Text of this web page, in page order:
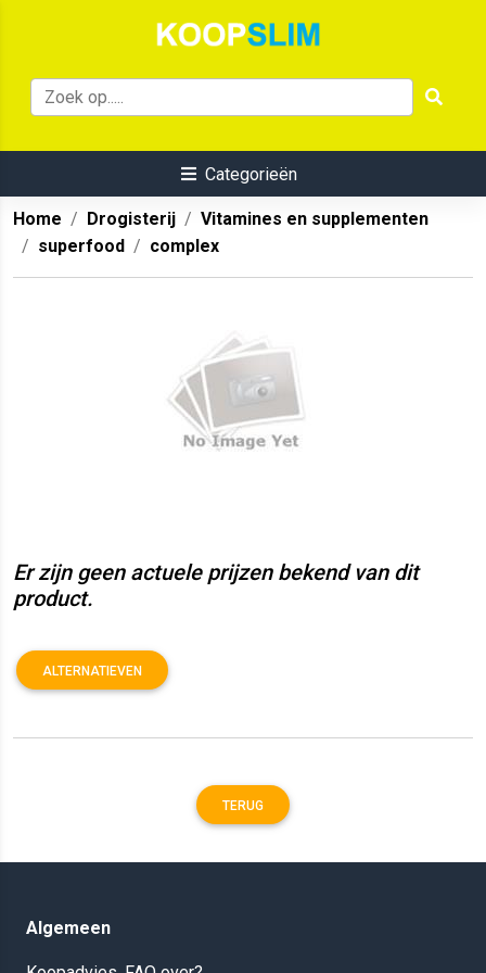
Categorieën
Home Drogisterij
Vitamines en supplementen
superfood
complex
Er zijn geen actuele prijzen bekend van dit
product.
ALTERNATIEVEN
TERUG
Algemeen